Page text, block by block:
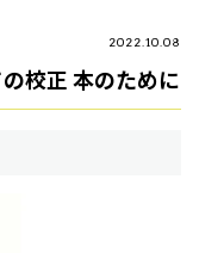
2022.10.08
校正 本のために